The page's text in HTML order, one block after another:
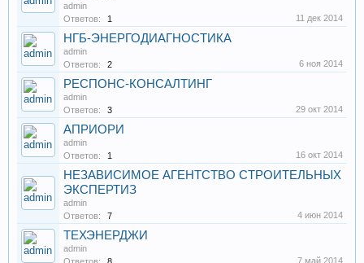
admin
Ответов:
1 11 дек 2014
НГБ-ЭНЕРГОДИАГНОСТИКА
admin
Ответов:
2 6 ноя 2014
РЕСПОНС-КОНСАЛТИНГ
admin
Ответов:
3 29 окт 2014
АПРИОРИ
admin
Ответов:
1 16 окт 2014
НЕЗАВИСИМОЕ АГЕНТСТВО СТРОИТЕЛЬНЫХ
ЭКСПЕРТИЗ
admin
Ответов:
7 4 июн 2014
ТЕХЭНЕРДЖИ
admin
7 май 2014